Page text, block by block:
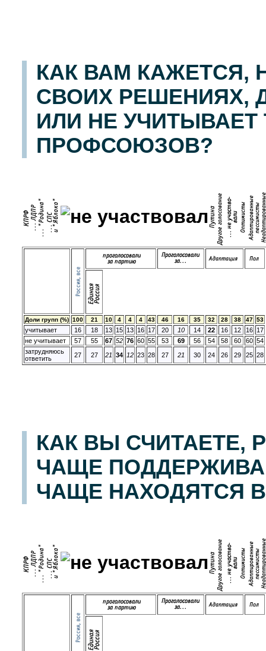
КАК ВАМ КАЖЕТСЯ,
СВОИХ РЕШЕНИЯХ,
ИЛИ НЕ УЧИТЫВАЕТ
ПРОФСОЮЗОВ?
Доли групп (%) 100 21 10 4 4 4 43 46 16 35 32 28 38 47 53
учитывает 16 18 13 15 13 16 17 20 10 14 22 16 12 16 17
не учитывает
57 55 67 52 76 60 55 53 69 56 54 58 60 60 54
затрудняюсь
ответить
27 27 21 34 12 23 28 27 21 30 24 26 29 25 28
КАК ВЫ
ЧАЩЕ
ЧАЩЕ НАХОДЯТСЯ